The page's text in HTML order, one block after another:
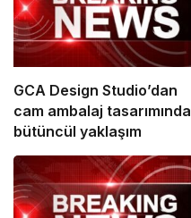
GCA Design Studio’dan
cam ambalaj tasarımında
bütüncül yaklaşım